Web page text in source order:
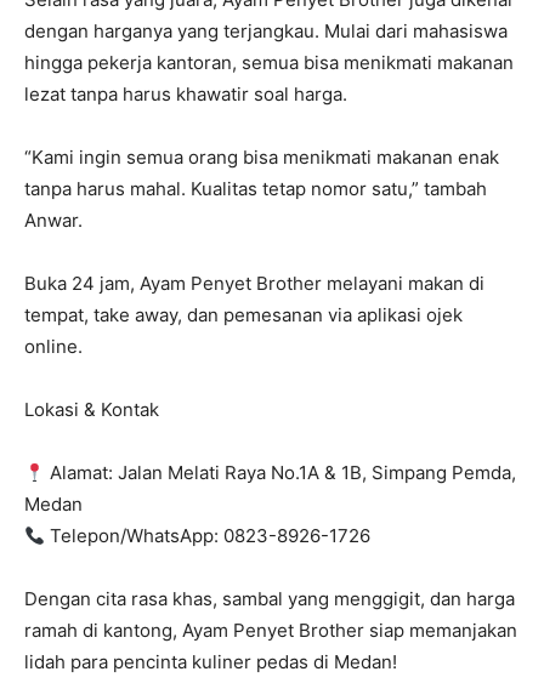
dengan harganya yang terjangkau. Mulai dari mahasiswa
hingga pekerja kantoran, semua bisa menikmati makanan
lezat tanpa harus khawatir soal harga.
“Kami ingin semua orang bisa menikmati makanan enak
tanpa harus mahal. Kualitas tetap nomor satu,” tambah
Anwar.
Buka 24 jam, Ayam Penyet Brother melayani makan di
tempat, take away, dan pemesanan via aplikasi ojek
online.
Lokasi & Kontak
Alamat: Jalan Melati Raya No.1A & 1B, Simpang Pemda,
Medan
Telepon/WhatsApp: 0823-8926-1726
Dengan cita rasa khas, sambal yang menggigit, dan harga
ramah di kantong, Ayam Penyet Brother siap memanjakan
lidah para pencinta kuliner pedas di Medan!